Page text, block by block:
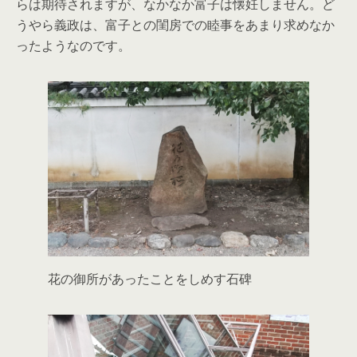
らは期待されますが、なかなか富子は懐妊しません。ど
うやら義政は、富子との閨房での睦事をあまり求めなか
ったようなのです。
花の御所があったことをしめす石碑